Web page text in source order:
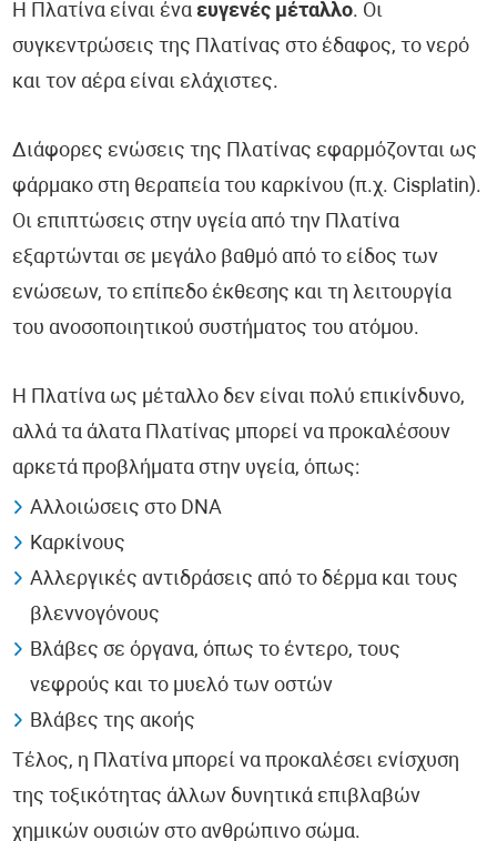
Η Πλατίνα είναι έναευγενές μέταλλο. Οι
συγκεντρώσεις της Πλατίνας στο έδαφος, το νερό
και τον αέρα είναι ελάχιστες.
Διάφορες ενώσεις της Πλατίνας εφαρμόζονται ως
φάρμακο στη θεραπεία του καρκίνου (π.χ. Cisplatin).
Οι επιπτώσεις στην υγεία από την Πλατίνα
εξαρτώνται σε μεγάλο βαθμό από το είδος των
ενώσεων, το επίπεδο έκθεσης και τη λειτουργία
του ανοσοποιητικού συστήματος του ατόμου.
Η Πλατίνα ως μέταλλο δεν είναι πολύ επικίνδυνο,
αλλά τα άλατα Πλατίνας μπορεί να προκαλέσουν
αρκετά προβλήματα στην υγεία, όπως:
Αλλοιώσεις στο DNA
Καρκίνους
Αλλεργικές αντιδράσεις από το δέρμα και τους
βλεννογόνους
Βλάβες σε όργανα, όπως το έντερο, τους
νεφρούς και το μυελό των οστών
Βλάβες της ακοής
Τέλος, η Πλατίνα μπορεί να προκαλέσει ενίσχυση
της τοξικότητας άλλων δυνητικά επιβλαβών
χημικών ουσιών στο ανθρώπινο σώμα.